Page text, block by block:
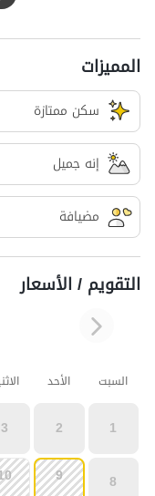
المميزات
سکن ممتازة
إنه جميل
مضيافة
التقويم / الأسعار
السبت الأحد
1
2
3
8
9